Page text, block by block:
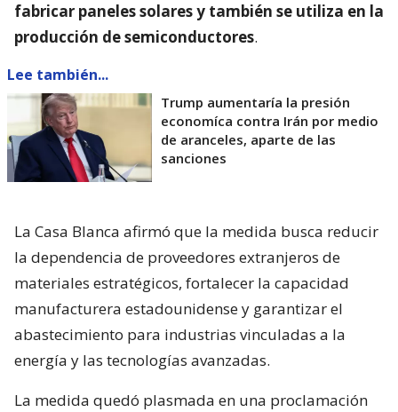
fabricar paneles solares y también se utiliza en la
producción de semiconductores.
Lee también...
Trump aumentaría la presión
economíca contra Irán por medio
de aranceles, aparte de las
sanciones
La Casa Blanca afirmó que la medida busca reducir
la dependencia de proveedores extranjeros de
materiales estratégicos, fortalecer la capacidad
manufacturera estadounidense y garantizar el
abastecimiento para industrias vinculadas a la
energía y las tecnologías avanzadas.
La medida quedó plasmada en una proclamación